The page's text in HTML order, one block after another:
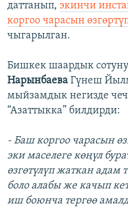
даттанып, экинчи
коргоо чарасын
чыгарылган.
Бишкек шаардык
Нарынбаева Гүнеш
мыйзамдык негизде
“Азаттыкка” билдирди:
- Баш коргоо чарасын
эки маселеге көңүл
өзгөтүлүп жаткан адам
боло алабы же качып
иш боюнча тергөө